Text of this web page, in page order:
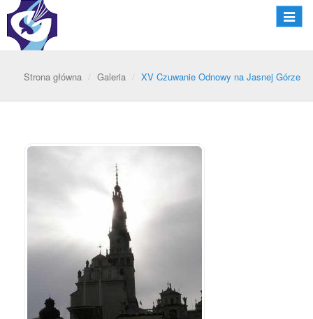
Strona główna Galeria XV Czuwanie Odnowy na Jasnej Górze